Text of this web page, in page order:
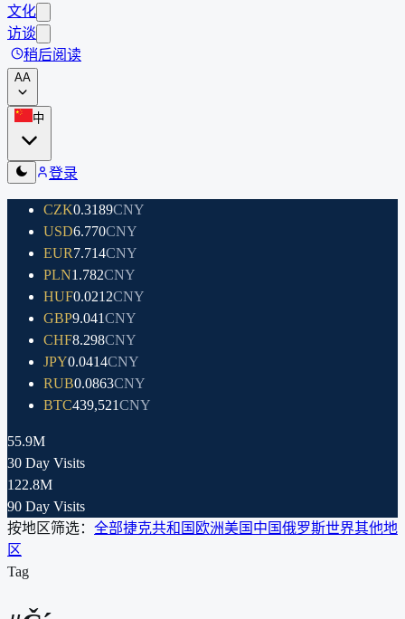
文化
访谈
稍后阅读
AA
中
登录
CZK0.3189CNY
USD6.770CNY
EUR7.714CNY
PLN1.782CNY
HUF0.0212CNY
GBP9.041CNY
CHF8.298CNY
JPY0.0414CNY
RUB0.0863CNY
BTC439,521CNY
55.9M
30 Day Visits
122.8M
90 Day Visits
按地区筛选： 全部捷克共和国 欧洲美国 中国俄罗斯世界其他地
区
Tag